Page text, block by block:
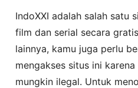
IndoXXI adalah salah satu
film dan serial secara
lainnya, kamu juga perlu
mengakses situs ini
mungkin ilegal. Untuk